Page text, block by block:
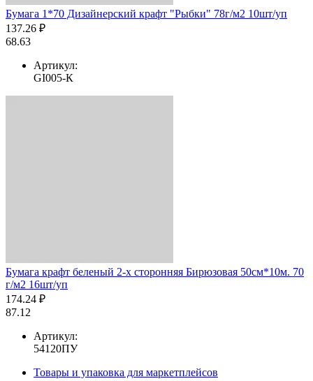
Бумага 1*70 Дизайнерский крафт "Рыбки" 78г/м2 10шт/уп
137.26 ₽
68.63
Артикул:
GI005-К
Бумага крафт беленый 2-х сторонняя Бирюзовая 50см*10м. 70
г/м2 16шт/уп
174.24 ₽
87.12
Артикул:
54120ПУ
Товары и упаковка для маркетплейсов